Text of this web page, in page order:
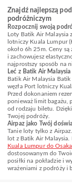
Znajdź najlepszą
podróżniczym
Rozpocznij swoją
Loty Batik Air Malaysia
lotniczy Kuala Lumpur
około 6h 25m. Ceny są
i zachowujesz
najprostszy sposób na
Leć z Batik Air Malaysia
Batik Air Malaysia
węzła Port lotniczy
Przed dokonaniem
ponieważ limit bagażu,
od rodzaju biletu.
Twojej podróży.
Airpaz jako Twój
Tanie loty tylko z
lot z Batik Air Malaysia.
Kuala Lumpur do
dostosowanym do
posiłki na pokładzie i
wrażeniami z podróży i